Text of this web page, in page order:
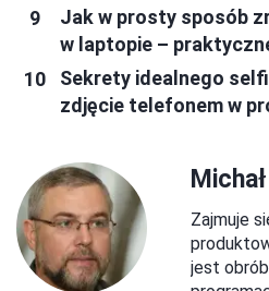
Jak w prosty sposób
w laptopie –
Sekrety idealnego
zdjęcie telefonem w
Zajmuje
jest